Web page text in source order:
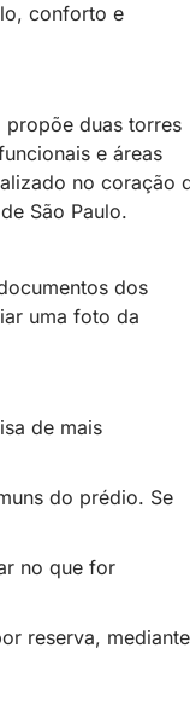
conforto e
duas torres
e áreas
no coração
São Paulo.
dos
uma foto da
de mais
do prédio. Se
no que for
reserva, mediante